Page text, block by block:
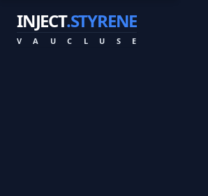
INJECT.STYRENE
V A U C L U S E